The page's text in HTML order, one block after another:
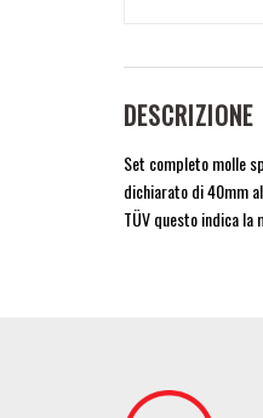
DESCRIZIONE
Set completo molle
dichiarato di 40mm
TÜV questo indica
Image